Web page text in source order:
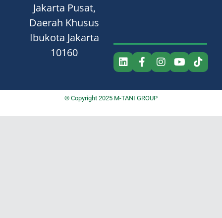
Jakarta Pusat,
Daerah Khusus
Ibukota Jakarta
10160
© Copyright 2025 M-TANI GROUP